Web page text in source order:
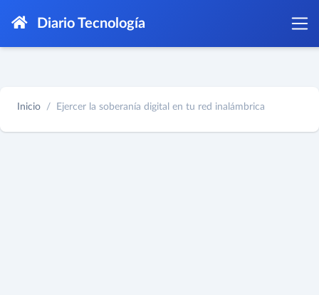
Diario Tecnología
Inicio Ejercer la soberanía digital en tu red inalámbrica